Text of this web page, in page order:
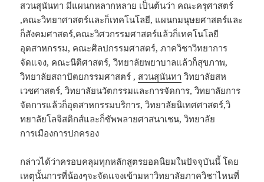
สวนสุนันทา มีแผนกหลากหลาย เป็นต้นว่า คณะครุศาสตร์
,คณะวิทยาศาสตร์และก็เทคโนโลยี, แผนกมนุษยศาสตร์และ
ก็สังคมศาสตร์,คณะวิศวกรรมศาสตร์แล้วก็เทคโนโลยี
อุตสาหกรรม, คณะศิลปกรรมศาสตร์, ภาควิชาวิทยาการ
จัดแจง, คณะนิติศาสตร์, วิทยาลัยพยาบาลแล้วก็สุขภาพ,
วิทยาลัยสถาปัตยกรรมศาสตร์ , สวนสุนันทา วิทยาลัยสห
เวชศาสตร์, วิทยาลัยนวัตกรรมและการจัดการ, วิทยาลัยการ
จัดการแล้วก็อุตสาหกรรมบริการ, วิทยาลัยนิเทศศาสตร์,วิ
ทยาลัยโลจิสติกส์และก็ซัพพลายศาสนาเชน, วิทยาลัย
การเมืองการปกครอง
กล่าวได้ว่าครอบคลุมทุกหลักสูตรยอดนิยมในปัจจุบันนี้ โดย
เหตุนั้นการที่น้องๆจะจัดแจงเข้ามหาวิทยาลัยภาควิชาไหนที่